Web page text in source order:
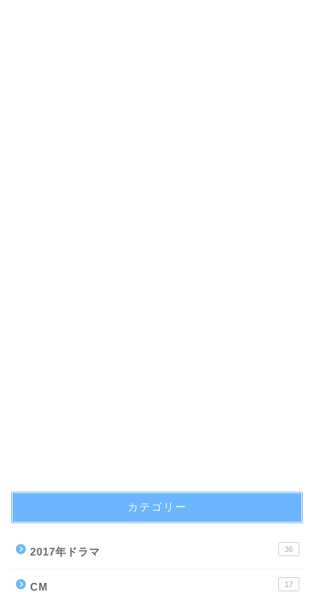
カテゴリー
2017年ドラマ 36
CM 17